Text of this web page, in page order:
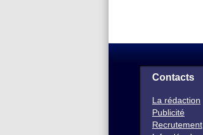
Contacts
La rédaction
Publicité
Recrutement